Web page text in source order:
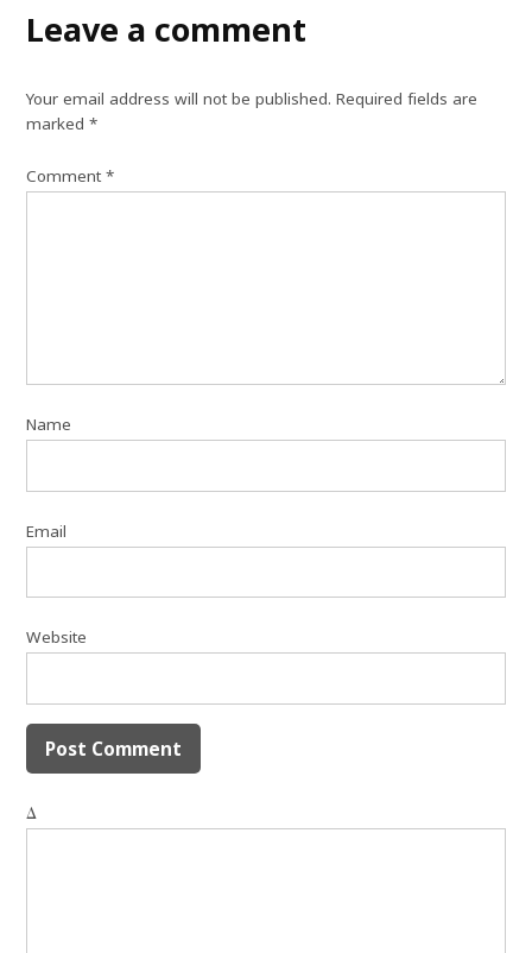
Leave a comment
Your email address will not be published. Required fields are
marked*
Comment*
Name
Email
Website
Δ